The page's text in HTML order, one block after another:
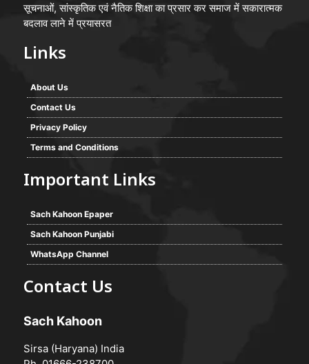
सूचनाओं, सांस्कृतिक एवं नैतिक शिक्षा का प्रसार कर समाज में सकारात्मक
बदलाव लाने में प्रयासरत
Links
About Us
Contact Us
Privacy Policy
Terms and Conditions
Important Links
Sach Kahoon Epaper
Sach Kahoon Punjabi
WhatsApp Channel
Contact Us
Sach Kahoon
Sirsa (Haryana) India